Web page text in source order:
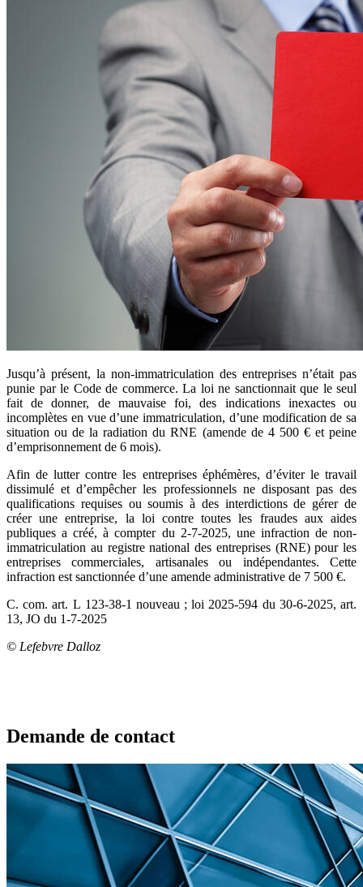
Jusqu’à présent, la non-immatriculation des entreprises n’était pas
punie par le Code de commerce. La loi ne sanctionnait que le seul
fait de donner, de mauvaise foi, des indications inexactes ou
incomplètes en vue d’une immatriculation, d’une modification de sa
situation ou de la radiation du RNE (amende de 4 500 € et peine
d’emprisonnement de 6 mois).
Afin de lutter contre les entreprises éphémères, d’éviter le travail
dissimulé et d’empêcher les professionnels ne disposant pas des
qualifications requises ou soumis à des interdictions de gérer de
créer une entreprise, la loi contre toutes les fraudes aux aides
publiques a créé, à compter du 2-7-2025, une infraction de non-
immatriculation au registre national des entreprises (RNE) pour les
entreprises commerciales, artisanales ou indépendantes. Cette
infraction est sanctionnée d’une amende administrative de 7 500 €.
C. com. art. L 123-38-1 nouveau ; loi 2025-594 du 30-6-2025, art.
13, JO du 1-7-2025
© Lefebvre Dalloz
Demande de contact